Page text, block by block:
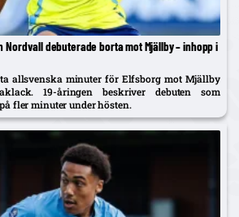
Nordvall debuterade borta mot Mjällby – inhopp i
allsvenska minuter för Elfsborg mot Mjällby
19-åringen beskriver debuten som
fler minuter under hösten.